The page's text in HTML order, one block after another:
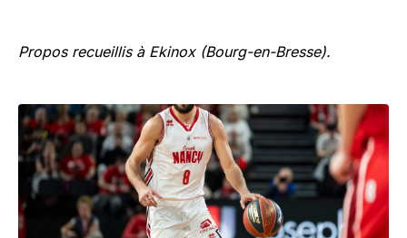
Propos recueillis à Ekinox (Bourg-en-Bresse).